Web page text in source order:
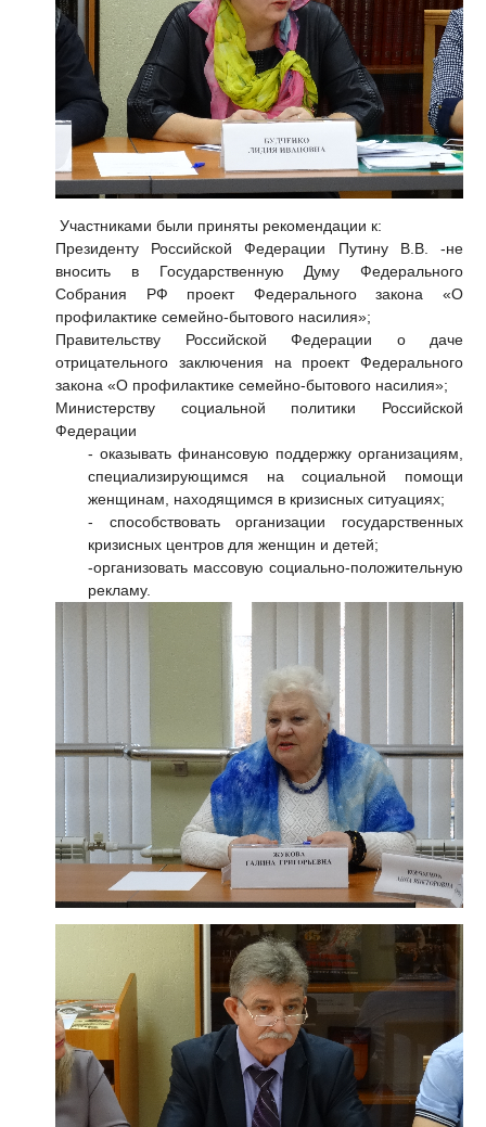
Участниками были приняты рекомендации к:
Президенту Российской Федерации Путину В.В. -не
вносить в Государственную Думу Федерального
Собрания РФ проект Федерального закона «О
профилактике семейно-бытового насилия»;
Правительству Российской Федерации о даче
отрицательного заключения на проект Федерального
закона «О профилактике семейно-бытового насилия»;
Министерству социальной политики Российской
Федерации
- оказывать финансовую поддержку организациям,
специализирующимся на социальной помощи
женщинам, находящимся в кризисных ситуациях;
- способствовать организации государственных
кризисных центров для женщин и детей;
-организовать массовую социально-положительную
рекламу.